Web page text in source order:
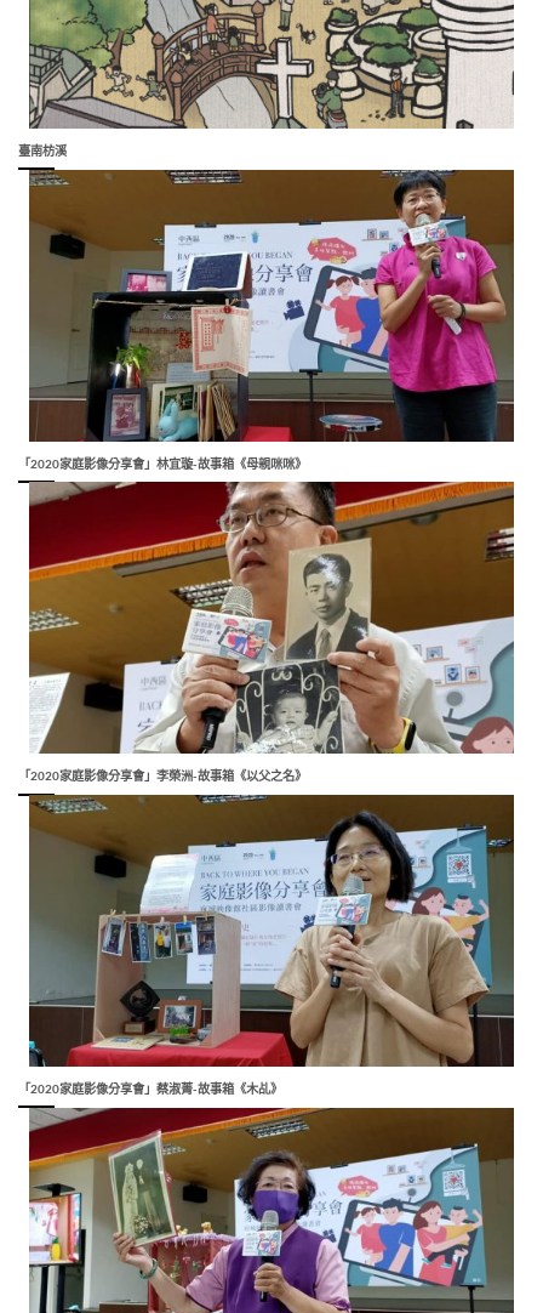
臺南枋溪
「2020家庭影像分享會」林宜璇-故事箱《母親咪咪》
「2020家庭影像分享會」李榮洲-故事箱《以父之名》
「2020家庭影像分享會」蔡淑菁-故事箱《木乩》